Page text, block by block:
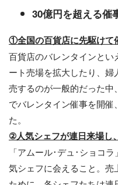
30億円を超える催
①全国の百貨店に先駆けて
百貨店のバレンタインとい
ート売場を拡大したり、
売するのが一般的だった
でバレンタイン催事を開
た。
②人気シェフが連日来場し
「アムール･デュ･ショコ
気シェフに会えること。